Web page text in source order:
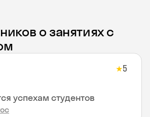
о занятиях с
★5
успехам студентов